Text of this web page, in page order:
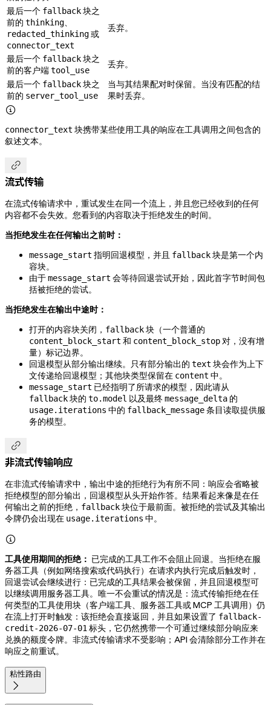
最后一个 fallback块之
前的 thinking、
redacted_thinking或
connector_text
丢弃。
最后一个 fallback块之
前的客户端tool_use
丢弃。
最后一个 fallback块之
前的 server_tool_use
当与其结果配对时保留。当没有匹配的结
果时丢弃。

connector_text 块携带某些使用工具的响应在工具调用之间包含的
叙述文本。

流式传输
在流式传输请求中，重试发生在同一个流上，并且您已经收到的任何
内容都不会失效。您看到的内容取决于拒绝发生的时间。
当拒绝发生在任何输出之前时：
message_start 指明回退模型，并且 fallback块是第一个内
容块。
由于message_start 会等待回退尝试开始，因此首字节时间包
括被拒绝的尝试。
当拒绝发生在输出中途时：
打开的内容块关闭， fallback块（一个普通的
content_block_start 和 content_block_stop对，没有增
量）标记边界。
回退模型从部分输出继续。只有部分输出的 text 块会作为上下
文传递给回退模型；其他块类型保留在 content 中。
message_start 已经指明了所请求的模型，因此请从
fallback块的 to.model 以及最终 message_delta 的
usage.iterations 中的 fallback_message条目读取提供服
务的模型。

非流式传输响应
在非流式传输请求中，输出中途的拒绝行为有所不同：响应会省略被
拒绝模型的部分输出，回退模型从头开始作答。结果看起来像是在任
何输出之前的拒绝， fallback块位于最前面。被拒绝的尝试及其输出
令牌仍会出现在 usage.iterations 中。

工具使用期间的拒绝： 已完成的工具工作不会阻止回退。当拒绝在服
务器工具（例如网络搜索或代码执行）在请求内执行完成后触发时，
回退尝试会继续进行：已完成的工具结果会被保留，并且回退模型可
以继续调用服务器工具。唯一不会重试的情况是：流式传输拒绝在任
何类型的工具使用块（客户端工具、服务器工具或 MCP 工具调用）仍
在流上打开时触发：该拒绝会直接返回，并且如果设置了 fallback-
credit-2026-07-01 标头，它仍然携带一个可通过继续部分响应来
兑换的额度令牌。非流式传输请求不受影响；API 会清除部分工作并在
响应之前重试。
粘性路由
